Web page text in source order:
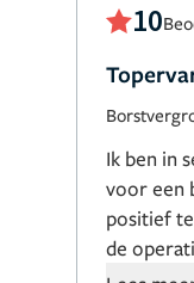
10
Ik ben in
voor een
positief
de